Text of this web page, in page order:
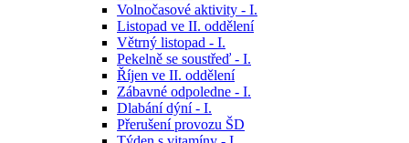
Volnočasové aktivity - I.
Listopad ve II. oddělení
Větrný listopad - I.
Pekelně se soustřeď - I.
Říjen ve II. oddělení
Zábavné odpoledne - I.
Dlabání dýní - I.
Přerušení provozu ŠD